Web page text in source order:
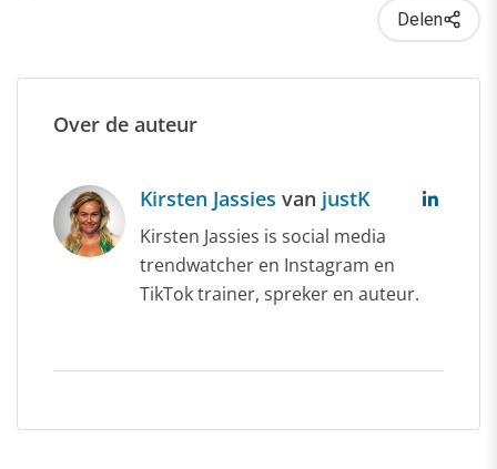
Delen
Over de auteur
Kirsten Jassies van justK
Kirsten Jassies is social media
trendwatcher en Instagram en
TikTok trainer, spreker en auteur.